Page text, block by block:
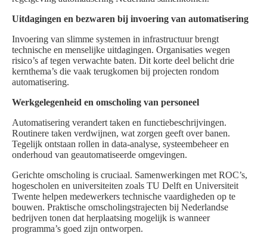
Uitdagingen en bezwaren bij invoering van automatisering
Invoering van slimme systemen in infrastructuur brengt
technische en menselijke uitdagingen. Organisaties wegen
risico’s af tegen verwachte baten. Dit korte deel belicht drie
kernthema’s die vaak terugkomen bij projecten rondom
automatisering.
Werkgelegenheid en omscholing van personeel
Automatisering verandert taken en functiebeschrijvingen.
Routinere taken verdwijnen, wat zorgen geeft over banen.
Tegelijk ontstaan rollen in data-analyse, systeembeheer en
onderhoud van geautomatiseerde omgevingen.
Gerichte omscholing is cruciaal. Samenwerkingen met ROC’s,
hogescholen en universiteiten zoals TU Delft en Universiteit
Twente helpen medewerkers technische vaardigheden op te
bouwen. Praktische omscholingstrajecten bij Nederlandse
bedrijven tonen dat herplaatsing mogelijk is wanneer
programma’s goed zijn ontworpen.